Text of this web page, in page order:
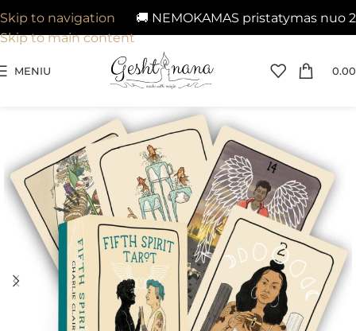
🚚 NEMOKAMAS pristatymas nuo
Skip to navigation
Skip to main content
MENIU 0.00